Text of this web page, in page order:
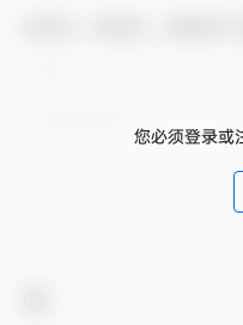
您必须登录或